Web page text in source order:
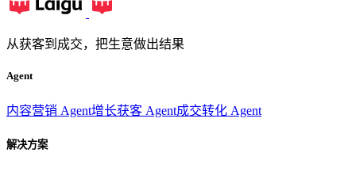
从获客到成交，把生意做出结果
Agent
内容营销 Agent增长获客 Agent成交转化 Agent
解决方案